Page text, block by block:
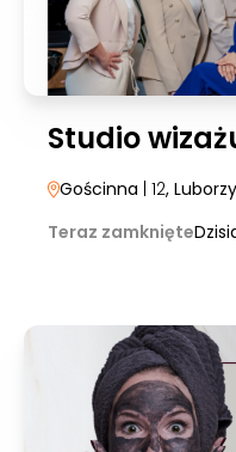
Studio
Gościnna | 12,
Teraz zamknięte